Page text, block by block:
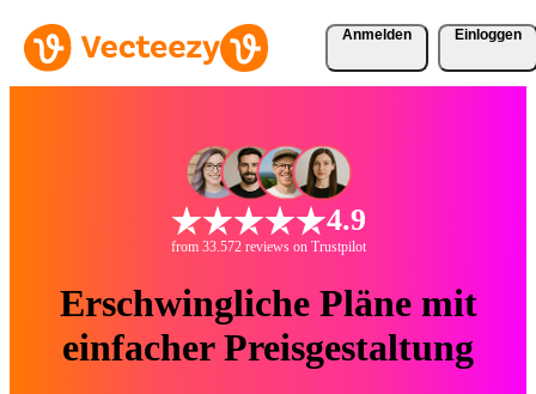
Anmelden Einloggen
4.9
from 33.572 reviews on Trustpilot
Erschwingliche Pläne mit
einfacher Preisgestaltung